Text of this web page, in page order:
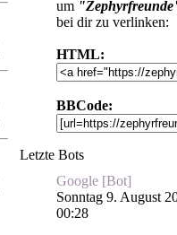
um
bei dir zu verlinken:
HTML:
BBCode:
Letzte Bots
Google [Bot]
Sonntag 9. August
00:28